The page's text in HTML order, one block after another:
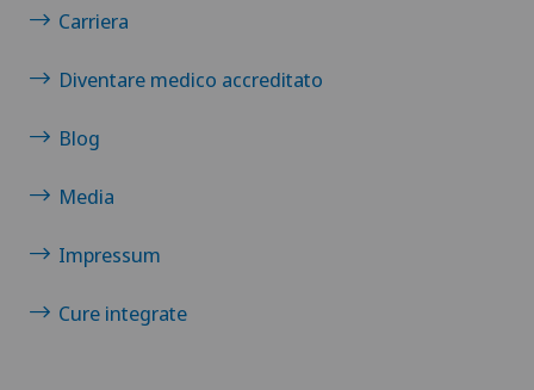
Carriera
Diventare medico accreditato
Blog
Media
Impressum
Cure integrate